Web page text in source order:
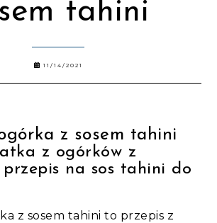
tahini
11/14/2021
z sosem tahini
z ogórków z
przepis na sos tahini do
z sosem tahini to przepis z